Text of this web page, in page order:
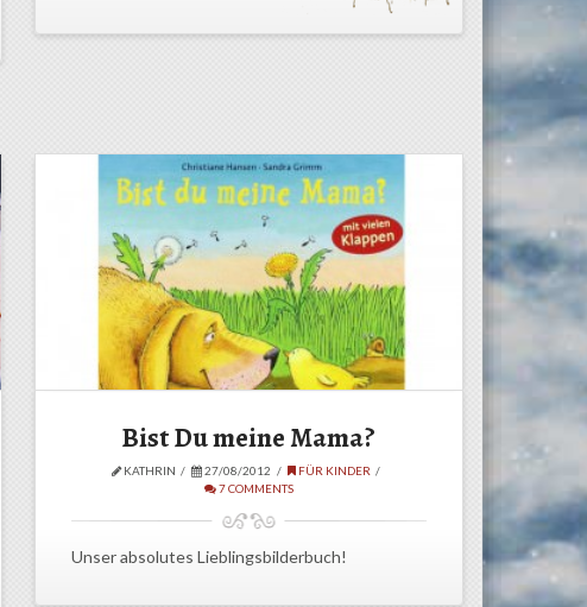
Bist Du meine Mama?
KATHRIN 27/08/2012
FÜR KINDER
7 COMMENTS
Unser absolutes Lieblingsbilderbuch!